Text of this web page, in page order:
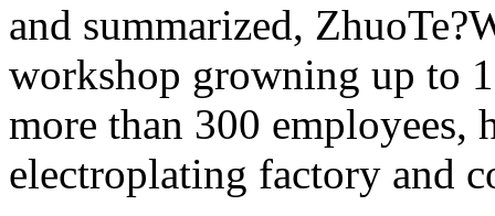
and summarized,
workshop growning up to
more than 300 employees,
electroplating factory and